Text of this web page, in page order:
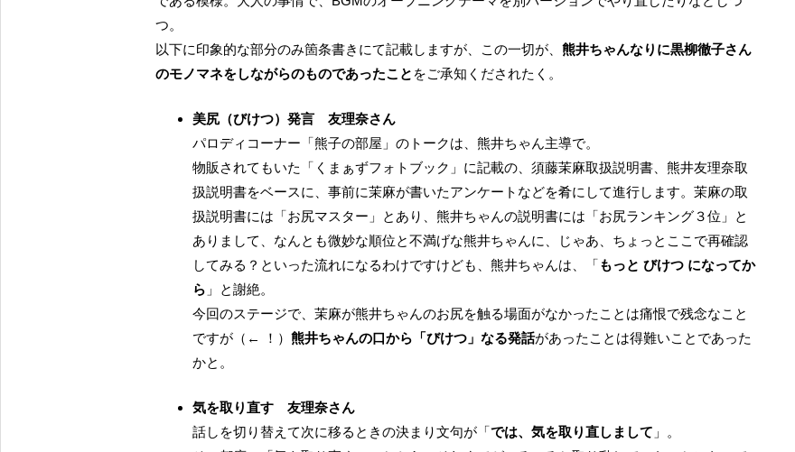
つ。
以下に印象的な部分のみ箇条書きにて記載しますが、この一切が、 熊井ちゃんなりに黒柳徹子さん
のモノマネをしながらのものであったこと をご承知くだされたく。
美尻（びけつ）発言 友理奈さん
パロディコーナー「熊子の部屋」のトークは、熊井ちゃん主導で。
物販されてもいた「くまぁずフォトブック」に記載の、須藤茉麻取扱説明書、熊井友理奈取
扱説明書をベースに、事前に茉麻が書いたアンケートなどを肴にして進行します。茉麻の取
扱説明書には「お尻マスター」とあり、熊井ちゃんの説明書には「お尻ランキング３位」と
ありまして、なんとも微妙な順位と不満げな熊井ちゃんに、じゃあ、ちょっとここで再確認
してみる？といった流れになるわけですけども、熊井ちゃんは、「もっと びけつ になってか
ら 」と謝絶。
今回のステージで、茉麻が熊井ちゃんのお尻を触る場面がなかったことは痛恨で残念なこと
ですが（← ！）熊井ちゃんの口から「びけつ」なる発話があったことは得難いことであった
かと。
気を取り直す 友理奈さん
話しを切り替えて次に移るときの決まり文句が「では、気を取り直しまして 」。